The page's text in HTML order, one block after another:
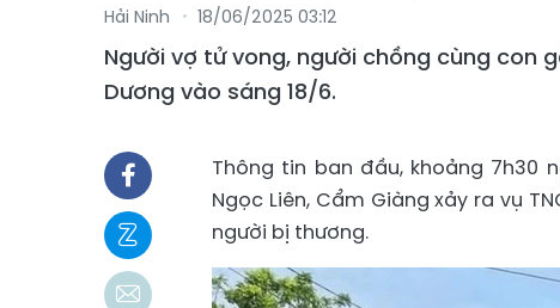
Hải Ninh 18/06/2025 03:12
Người vợ tử vong, người chồng cùng con
Dương vào sáng 18/6.
Thông tin ban đầu, khoảng 7h30
Ngọc Liên, Cẩm Giàng xảy ra vụ
người bị thương.